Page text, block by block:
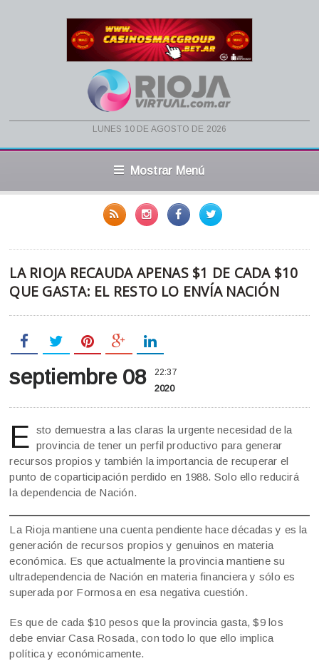
lunes 10 de agosto de 2026
Mostrar Menú
LA RIOJA RECAUDA APENAS $1 DE CADA $10
QUE GASTA: EL RESTO LO ENVÍA NACIÓN
septiembre 08 22:37
2020
E sto demuestra a las claras la urgente necesidad de la
provincia de tener un perfil productivo para generar
recursos propios y también la importancia de recuperar el
punto de coparticipación perdido en 1988. Solo ello reducirá
la dependencia de Nación.
La Rioja mantiene una cuenta pendiente hace décadas y es la
generación de recursos propios y genuinos en materia
económica. Es que actualmente la provincia mantiene su
ultradependencia de Nación en materia financiera y sólo es
superada por Formosa en esa negativa cuestión.
Es que de cada $10 pesos que la provincia gasta, $9 los
debe enviar Casa Rosada, con todo lo que ello implica
política y económicamente.